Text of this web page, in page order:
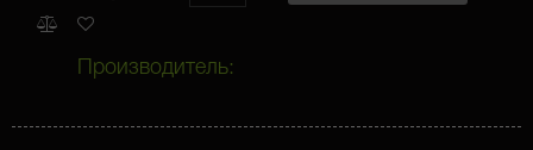
Производитель: